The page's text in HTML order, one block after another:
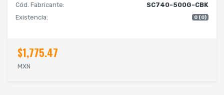
Cód. Fabricante:
SC740-500G-CBK
Existencia:
0 (0)
$1,775.47
MXN